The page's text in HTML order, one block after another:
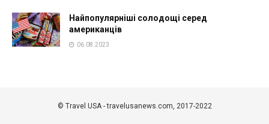
Найпопулярніші солодощі серед
американців
06.08.2023
© Travel USA - travelusanews.com, 2017-2022